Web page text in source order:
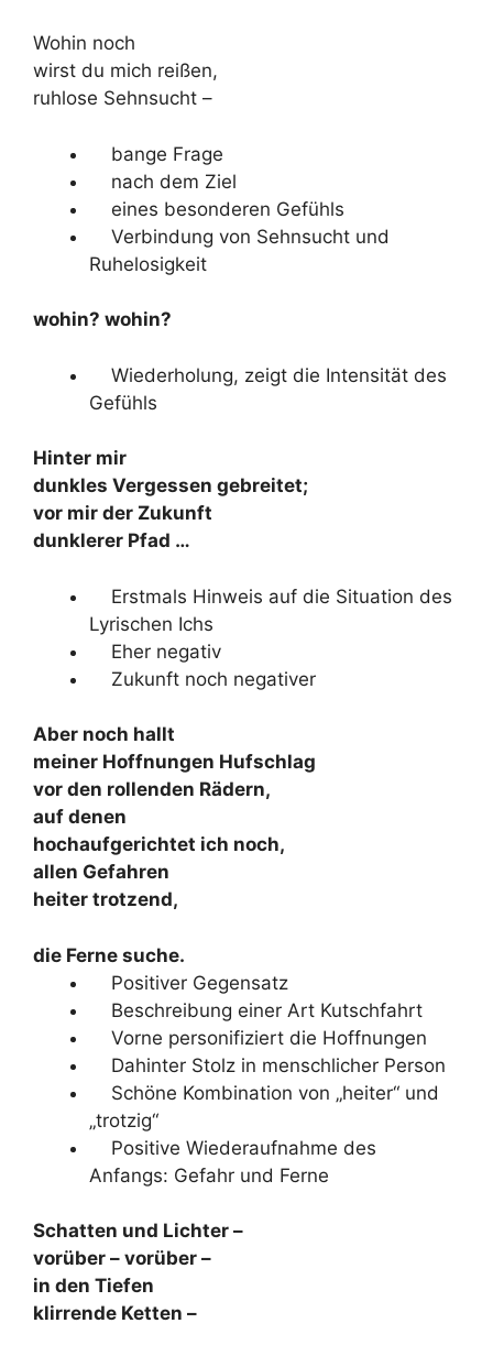
Wohin noch
wirst du mich reißen,
ruhlose Sehnsucht –
bange Frage
nach dem Ziel
eines besonderen Gefühls
Verbindung von Sehnsucht und
Ruhelosigkeit
wohin? wohin?
Wiederholung, zeigt die Intensität des
Gefühls
Hinter mir
dunkles Vergessen gebreitet;
vor mir der Zukunft
dunklerer Pfad …
Erstmals Hinweis auf die Situation des
Lyrischen Ichs
Eher negativ
Zukunft noch negativer
Aber noch hallt
meiner Hoffnungen Hufschlag
vor den rollenden Rädern,
auf denen
hochaufgerichtet ich noch,
allen Gefahren
heiter trotzend,
die Ferne suche.
Positiver Gegensatz
Beschreibung einer Art Kutschfahrt
Vorne personifiziert die Hoffnungen
Dahinter Stolz in menschlicher Person
Schöne Kombination von „heiter“ und
„trotzig“
Positive Wiederaufnahme des
Anfangs: Gefahr und Ferne
Schatten und Lichter –
vorüber – vorüber –
in den Tiefen
klirrende Ketten –